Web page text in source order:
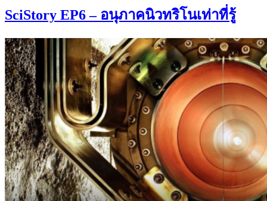
SciStory EP6 – อนุภาคนิวทริโนเท่าที่รู้